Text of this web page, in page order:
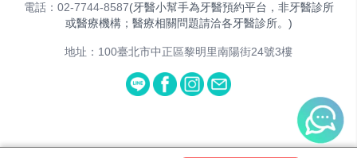
電話：02-7744-8587(牙醫小幫手為牙醫預約平台，非牙醫診所
或醫療機構；醫療相關問題請洽各牙醫診所。)
地址：100臺北市中正區黎明里南陽街24號3樓